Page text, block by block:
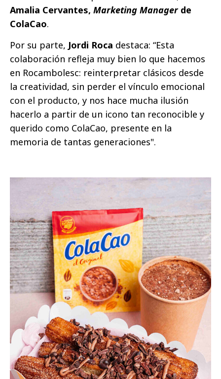
Amalia Cervantes, Marketing Managerde
ColaCao.
Por su parte, Jordi Roca destaca: “Esta
colaboración refleja muy bien lo que hacemos
en Rocambolesc: reinterpretar clásicos desde
la creatividad, sin perder el vínculo emocional
con el producto, y nos hace mucha ilusión
hacerlo a partir de un icono tan reconocible y
querido como ColaCao, presente en la
memoria de tantas generaciones".